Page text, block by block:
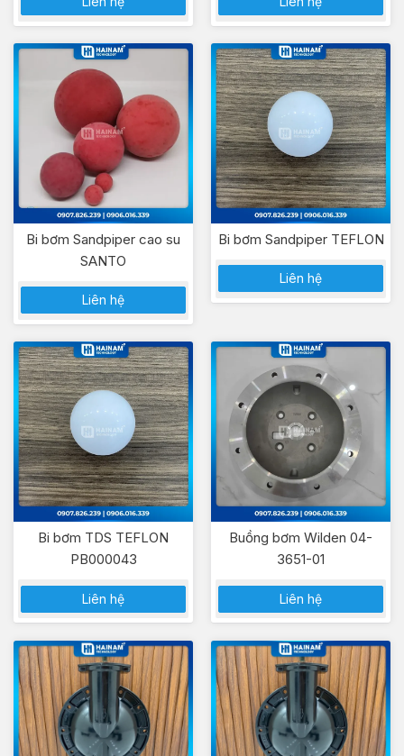
Bi bơm Sandpiper cao su
SANTO
Liên hệ
Bi bơm Sandpiper TEFLON
Liên hệ
Bi bơm TDS TEFLON
PB000043
Liên hệ
Buồng bơm Wilden 04-
3651-01
Liên hệ